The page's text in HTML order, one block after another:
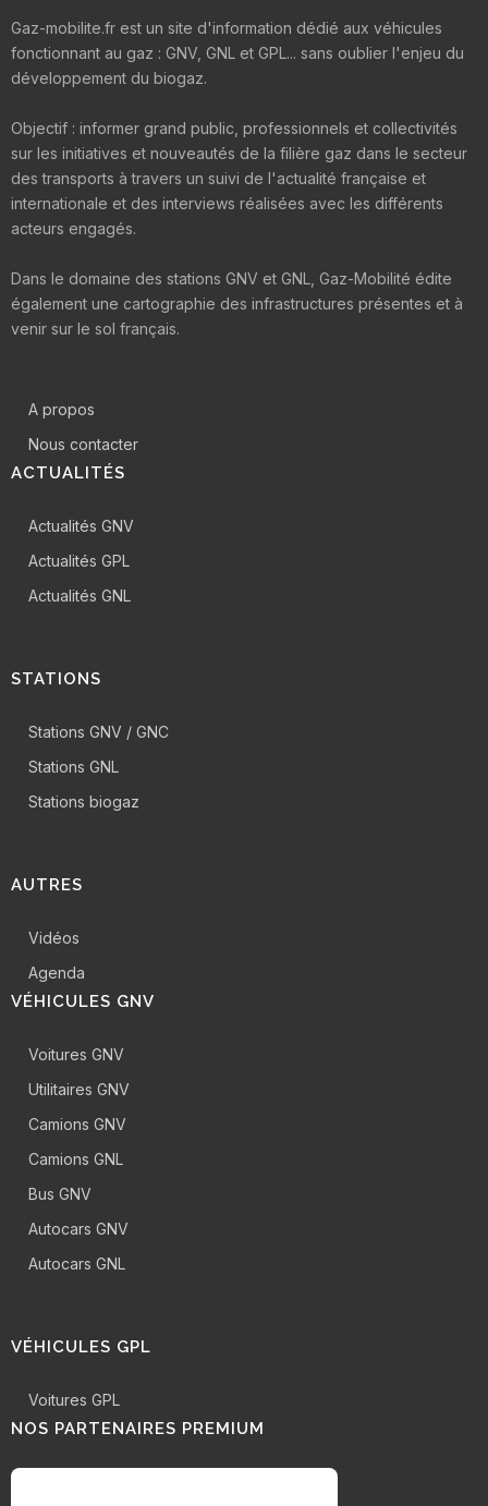
Gaz-mobilite.fr est un site d'information dédié aux véhicules
fonctionnant au gaz : GNV, GNL et GPL... sans oublier l'enjeu du
développement du biogaz.
Objectif : informer grand public, professionnels et collectivités
sur les initiatives et nouveautés de la filière gaz dans le secteur
des transports à travers un suivi de l'actualité française et
internationale et des interviews réalisées avec les différents
acteurs engagés.
Dans le domaine des stations GNV et GNL, Gaz-Mobilité édite
également une cartographie des infrastructures présentes et à
venir sur le sol français.
A propos
Nous contacter
ACTUALITÉS
Actualités GNV
Actualités GPL
Actualités GNL
STATIONS
Stations GNV / GNC
Stations GNL
Stations biogaz
AUTRES
Vidéos
Agenda
VÉHICULES GNV
Voitures GNV
Utilitaires GNV
Camions GNV
Camions GNL
Bus GNV
Autocars GNV
Autocars GNL
VÉHICULES GPL
Voitures GPL
NOS PARTENAIRES PREMIUM